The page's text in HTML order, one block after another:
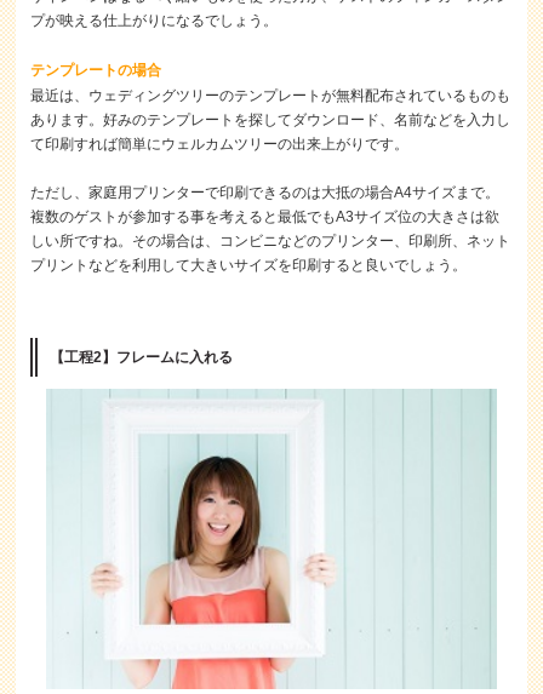
プが映える仕上がりになるでしょう。
テンプレートの場合
最近は、ウェディングツリーのテンプレートが無料配布されているものも
あります。好みのテンプレートを探してダウンロード、名前などを入力し
て印刷すれば簡単にウェルカムツリーの出来上がりです。
ただし、家庭用プリンターで印刷できるのは大抵の場合A4サイズまで。
複数のゲストが参加する事を考えると最低でもA3サイズ位の大きさは欲
しい所ですね。その場合は、コンビニなどのプリンター、印刷所、ネット
プリントなどを利用して大きいサイズを印刷すると良いでしょう。
【工程2】フレームに入れる